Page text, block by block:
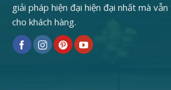
giải pháp hiện đại hiện đại nhất mà
cho khách hàng.